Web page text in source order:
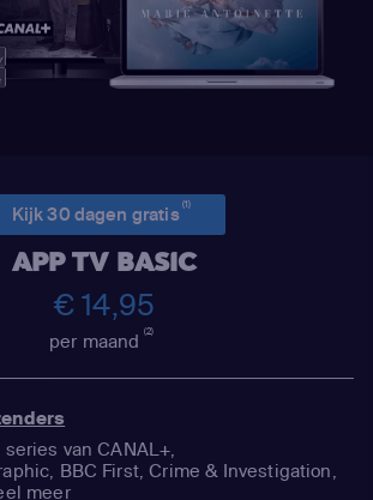
Kijk 30 dagen gratis(1)
APP TV BASIC
€ 14,95
per maand(2)
van CANAL+,
BBC First, Crime & Investigation,
meer